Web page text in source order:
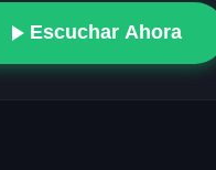
Escuchar Ahora